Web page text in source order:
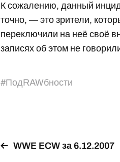
К сожалению, данный
точно, — это зрители,
переключили на неё своё
записях об этом не
#ПодRAWбности
WWE ECW за 6.12.2007